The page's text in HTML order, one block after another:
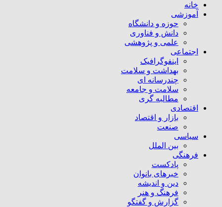
خانه
آموزشی
حوزه و دانشگاه
دانش و فناوری
علمی و پژوهشی
اجتماعی
اینفوگرافیک
بهداشت و سلامت
چندرسانه ای
سلامت و جامعه
مطالبه گری
اقتصادی
بازار و اقتصاد
صنعت
سیاسی
بین الملل
فرهنگی
پادکست
خبرهای بانوان
دین و اندیشه
فرهنگ و هنر
گزارش و گفتگو